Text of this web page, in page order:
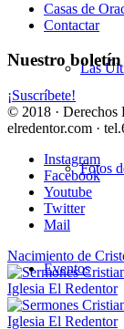
Las
Fotos
Eventos
Casas de
Contactar
Nuestro boletín
¡Suscríbete!
© 2018 · Derechos
elredentor.com ·
Instagram
Facebook
Youtube
Twitter
Mail
Nacimiento de